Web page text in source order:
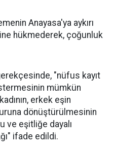
Anayasa'ya aykırı
hükmederek, çoğunluk
"nüfus kayıt
mümkün
erkek eşin
dönüştürülmesinin
ve eşitliğe dayalı
ifade edildi.